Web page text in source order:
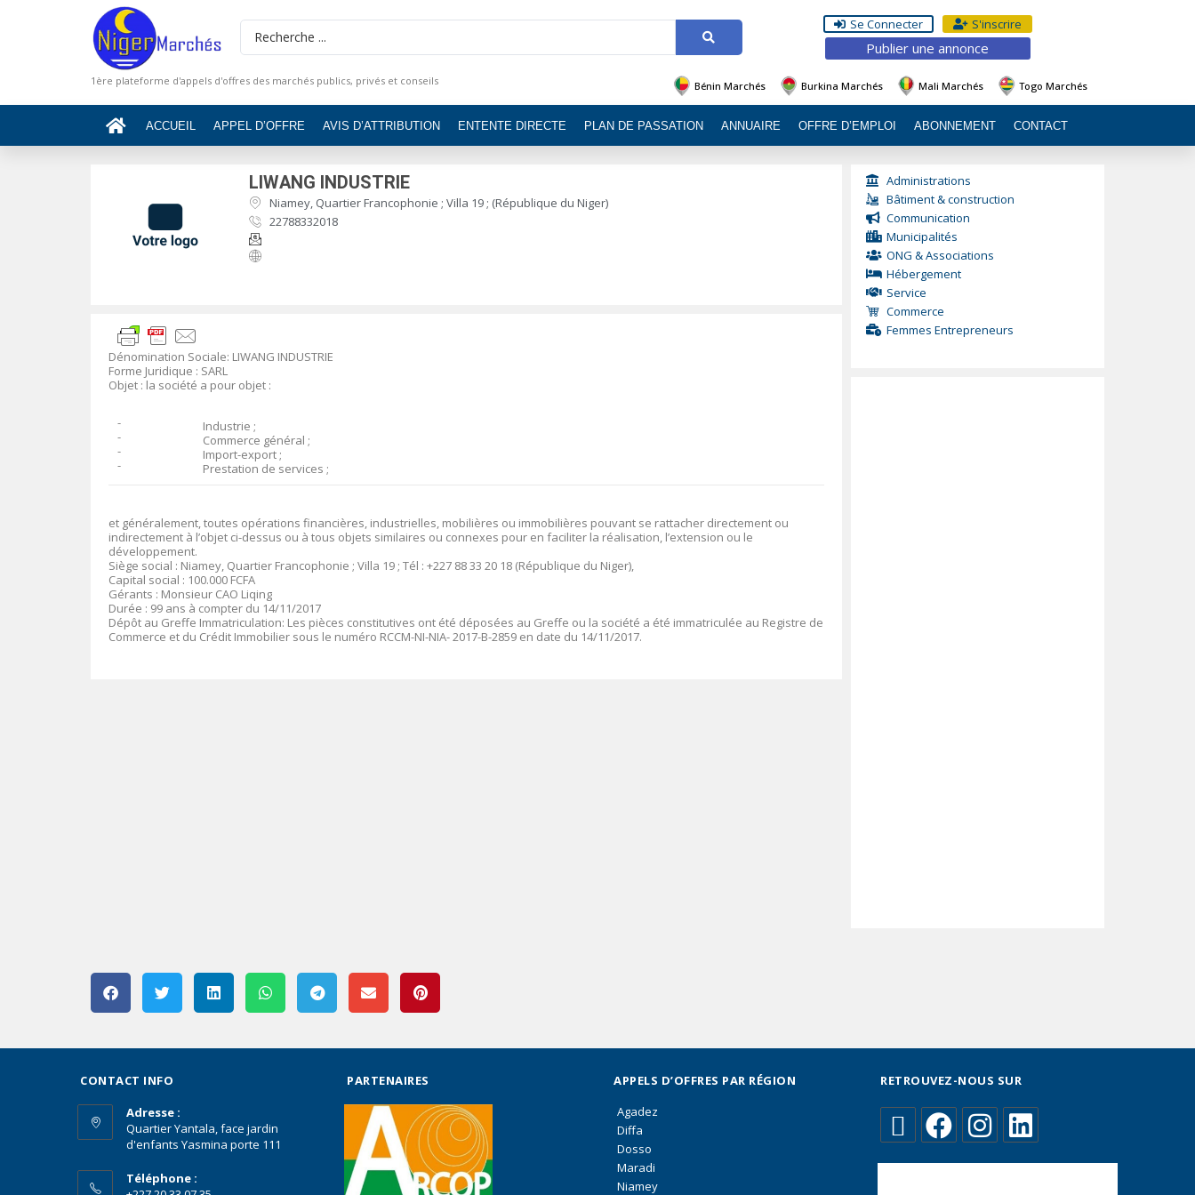
Se Connecter S'inscrire
Publier une annonce
1ère plateforme d'appels d'offres des marchés publics, privés et conseils Bénin Marchés Burkina Marchés Mali Marchés Togo Marchés
ACCUEIL APPEL D’OFFRE AVIS D’ATTRIBUTION ENTENTE DIRECTE PLAN DE PASSATION ANNUAIRE OFFRE D’EMPLOI ABONNEMENT CONTACT
LIWANG INDUSTRIE
Niamey, Quartier Francophonie ; Villa 19 ; (République du Niger)
22788332018
Dénomination Sociale: LIWANG INDUSTRIE
Forme Juridique : SARL
Objet : la société a pour objet :
־
־
־
־
Industrie ;
Commerce général ;
Import-export ;
Prestation de services ;
et généralement, toutes opérations financières, industrielles, mobilières ou immobilières pouvant se rattacher directement ou
indirectement à l’objet ci-dessus ou à tous objets similaires ou connexes pour en faciliter la réalisation, l’extension ou le
développement.
Siège social : Niamey, Quartier Francophonie ; Villa 19 ; Tél : +227 88 33 20 18 (République du Niger),
Capital social : 100.000 FCFA
Gérants : Monsieur CAO Liqing
Durée : 99 ans à compter du 14/11/2017
Dépôt au Greffe Immatriculation: Les pièces constitutives ont été déposées au Greffe ou la société a été immatriculée au Registre de
Commerce et du Crédit Immobilier sous le numéro RCCM-NI-NIA- 2017-B-2859 en date du 14/11/2017.
Administrations
Bâtiment & construction
Communication
Municipalités
ONG & Associations
Hébergement
Service
Commerce
Femmes Entrepreneurs
CONTACT INFO
Adresse :
Quartier Yantala, face jardin
d'enfants Yasmina porte 111
Téléphone :
PARTENAIRES
APPELS D’OFFRES PAR RÉGION
Agadez
Diffa
Dosso
Maradi
Niamey
RETROUVEZ-NOUS SUR